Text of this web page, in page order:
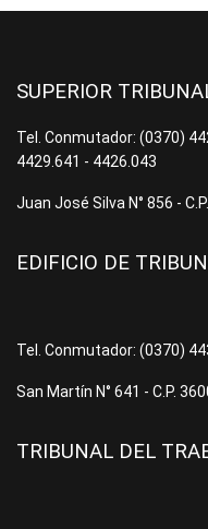
SUPERIOR
Tel. Conmutador: (0370)
4429.641 - 4426.043
Juan José Silva N° 856 -
EDIFICIO DE
Tel. Conmutador: (0370)
San Martín N° 641 - C.P.
TRIBUNAL DEL